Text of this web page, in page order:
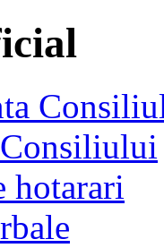
hotarari